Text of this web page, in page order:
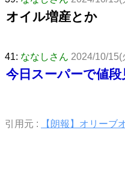
オイル増産とか
41: ななしさん 2024/10/15(
今日スーパーで値
引用元 :
【朗報】オリーブ